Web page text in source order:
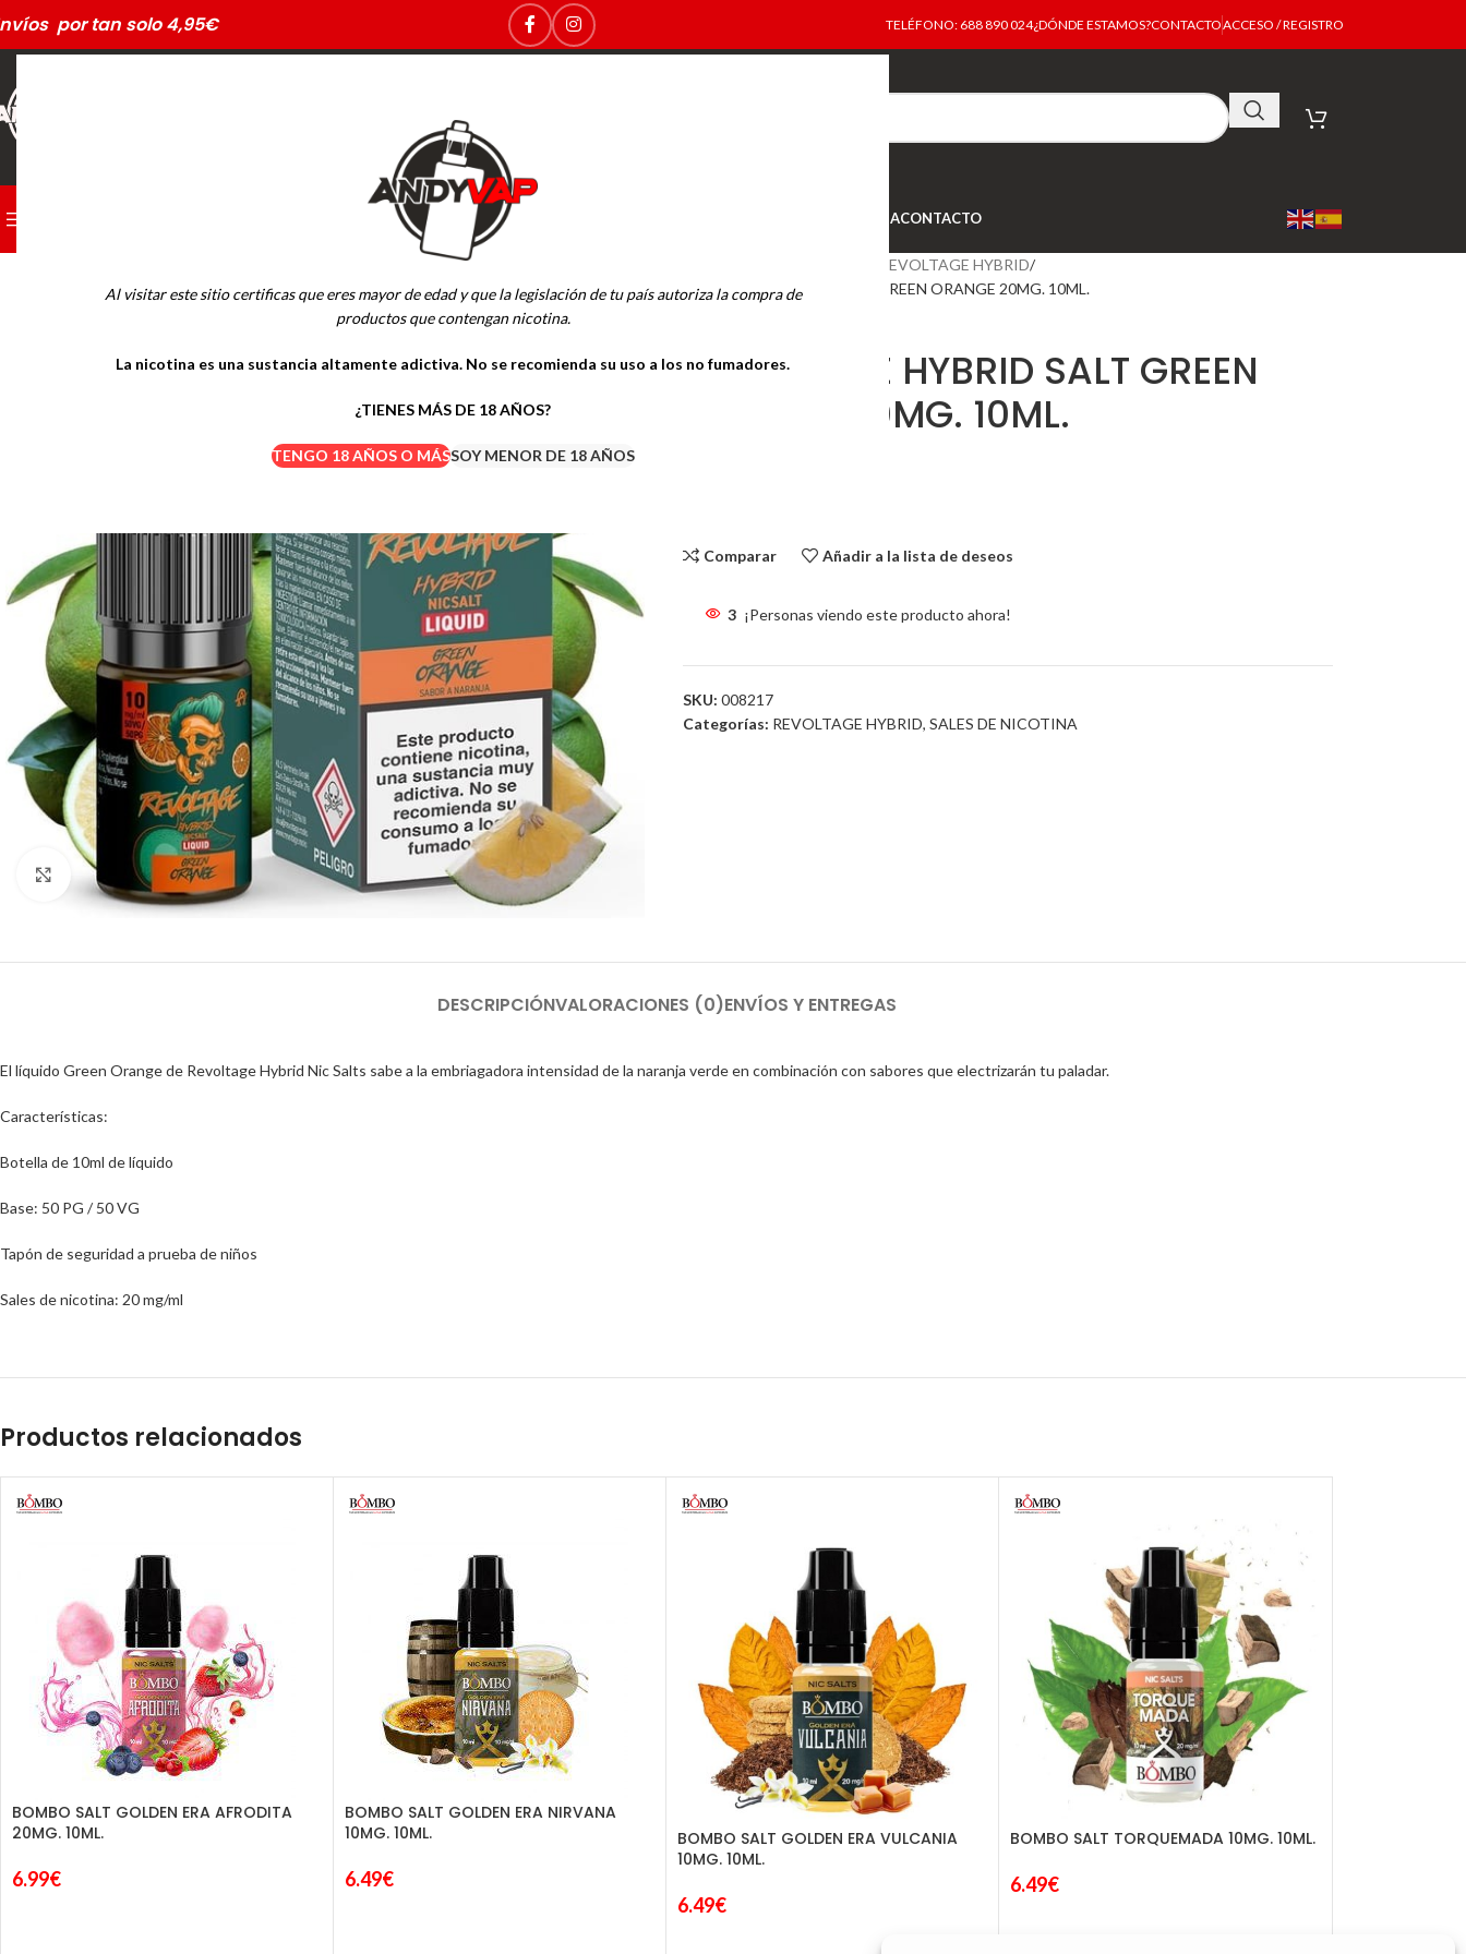
Al visitar este sitio certificas que eres mayor de edad y que la legislación de tu país autoriza la compra de
productos que contengan nicotina.
La nicotina es una sustancia altamente adictiva. No se recomienda su uso a los no fumadores.
¿TIENES MÁS DE 18 AÑOS?
TENGO 18 AÑOS O MÁSSOY MENOR DE 18 AÑOS
por tan solo 4,95€ TELÉFONO: 688 890 024¿DÓNDE ESTAMOS?CONTACTOACCESO / REGISTRO
PODS DESECHABLES
Drifter Desechables
TIENDACONTACTO
Clic para ampliar
REVOLTAGE HYBRID
REVOLTAGE HYBRID SALT GREEN ORANGE 20MG. 10ML.
REVOLTAGE HYBRID SALT GREEN
ORANGE 20MG. 10ML.
Comparar Añadir a la lista de deseos
3 ¡Personas viendo este producto ahora!
SKU: 008217
Categorías: REVOLTAGE HYBRID, SALES DE NICOTINA
DESCRIPCIÓNVALORACIONES (0)ENVÍOS Y ENTREGAS
El líquido Green Orange de Revoltage Hybrid Nic Salts sabe a la embriagadora intensidad de la naranja verde en combinación con sabores que electrizarán tu paladar.
Características:
Botella de 10ml de líquido
Base: 50 PG / 50 VG
Tapón de seguridad a prueba de niños
Sales de nicotina: 20 mg/ml
Productos relacionados
BOMBO SALT GOLDEN ERA AFRODITA
20MG. 10ML.
6.99€
BOMBO SALT GOLDEN ERA NIRVANA
10MG. 10ML.
6.49€
BOMBO SALT GOLDEN ERA VULCANIA
10MG. 10ML.
6.49€
BOMBO SALT TORQUEMADA 10MG. 10ML.
6.49€